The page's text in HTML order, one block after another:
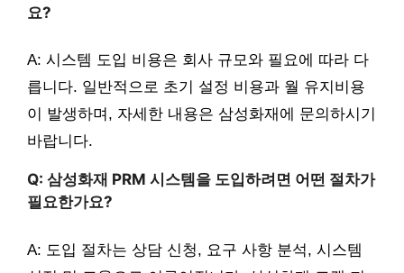
요?
A: 시스템 도입 비용은 회사 규모와 필요에 따라 다
릅니다. 일반적으로 초기 설정 비용과 월 유지비용
이 발생하며, 자세한 내용은 삼성화재에 문의하시기
바랍니다.
Q: 삼성화재 PRM 시스템을 도입하려면 어떤 절차가
필요한가요?
A: 도입 절차는 상담 신청, 요구 사항 분석, 시스템